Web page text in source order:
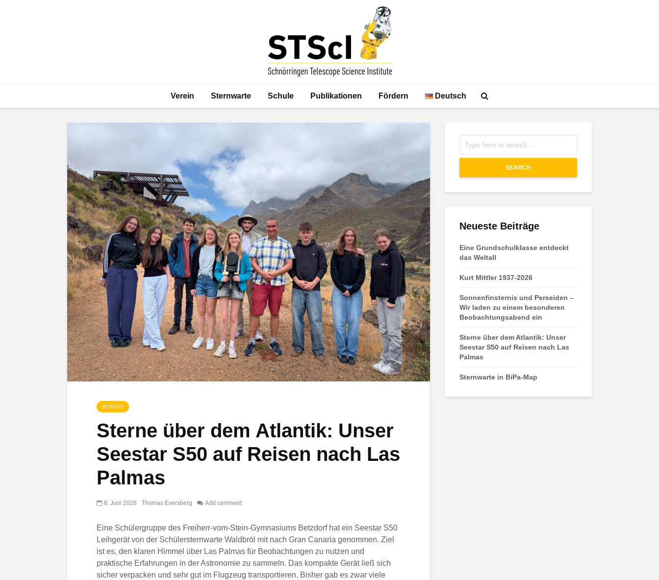
Verein Sternwarte Schule Publikationen Fördern Deutsch
BERICHT
Sterne über dem Atlantik: Unser
Seestar S50 auf Reisen nach Las
Palmas
8. Juni 2026 Thomas Eversberg Add comment
Eine Schülergruppe des Freiherr-vom-Stein-Gymnasiums Betzdorf hat ein Seestar S50
Leihgerät von der Schülersternwarte Waldbröl mit nach Gran Canaria genommen. Ziel
ist es, den klaren Himmel über Las Palmas für Beobachtungen zu nutzen und
praktische Erfahrungen in der Astronomie zu sammeln. Das kompakte Gerät ließ sich
sicher verpacken und sehr gut im Flugzeug transportieren. Bisher gab es zwar viele
SEARCH
Neueste Beiträge
Eine Grundschulklasse entdeckt
das Weltall
Kurt Mittler 1937-2026
Sonnenfinsternis und Perseiden –
Wir laden zu einem besonderen
Beobachtungsabend ein
Sterne über dem Atlantik: Unser
Seestar S50 auf Reisen nach Las
Palmas
Sternwarte in BiPa-Map